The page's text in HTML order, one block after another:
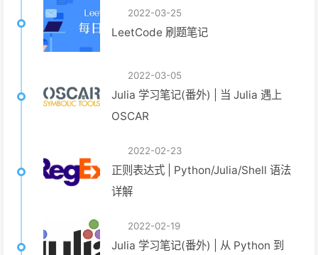
2022-03-25
LeetCode 刷题笔记
2022-03-05
Julia 学习笔记(番外) | 当 Julia 遇上
OSCAR
2022-02-23
正则表达式 | Python/Julia/Shell 语法
详解
2022-02-19
Julia 学习笔记(番外) | 从 Python 到